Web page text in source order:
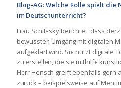
Blog-AG: Welche Rolle spielt
im Deutschunterricht?
Frau Schilasky berichtet, dass
bewussten Umgang mit digitalen
aufgeklärt wird. Sie nutzt digitale
zu erstellen, die sie mithilfe
Herr Hensch greift ebenfalls gern
zurück – beispielsweise auf